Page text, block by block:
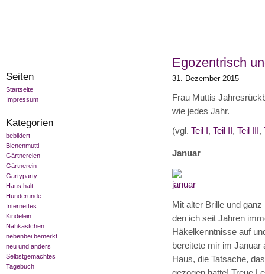
Seiten
Startseite
Impressum
Kategorien
bebildert
Bienenmutti
Gärtnereien
Gärtnerein
Gartyparty
Haus halt
Hunderunde
Internettes
Kindelein
Nähkästchen
nebenbei bemerkt
neu und anders
Selbstgemachtes
Tagebuch
Egozentrisch
31. Dezember 2015
Frau Muttis
wie jedes Jahr.
(vgl. Teil I , Teil II , Teil III ,
Januar
Mit alter Brille und
den ich seit Jahren
Häkelkenntnisse auf
bereitete mir im Januar
Haus, die Tatsache,